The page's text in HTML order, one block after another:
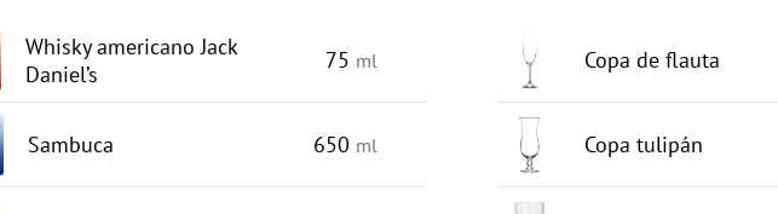
Whisky americano Jack
Daniel’s
75 ml
Sambuca 650 ml
Copa de flauta
Copa tulipán